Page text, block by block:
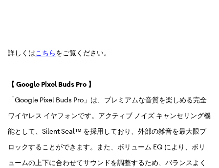
詳しくはこちらをご覧ください。
【 Google Pixel Buds Pro 】
「Google Pixel Buds Pro」は、プレミアムな音質を楽しめる完全
ワイヤレス イヤフォンです。アクティブ ノイズ キャンセリング機
能として、Silent Seal™ を採用しており、外部の雑音を最大限ブ
ロックすることができます。また、ボリューム EQ により、ボリ
ュームの上下に合わせてサウンドを調整するため、バランスよく